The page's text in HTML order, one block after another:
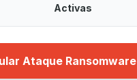
Activas
Ataque Ransomware